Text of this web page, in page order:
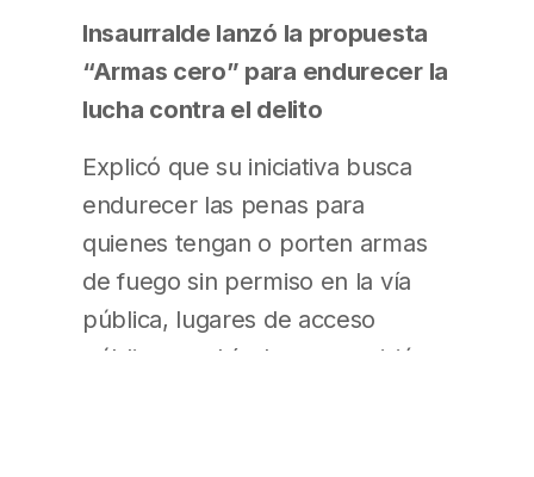
Insaurralde lanzó la propuesta
“Armas cero” para endurecer la
lucha contra el delito
Explicó que su iniciativa busca
endurecer las penas para
quienes tengan o porten armas
de fuego sin permiso en la vía
pública, lugares de acceso
público o vehículos, con prisión